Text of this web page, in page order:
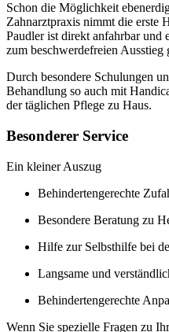
Schon die Möglichkeit
Zahnarztpraxis nimmt die erste
Paudler ist direkt anfahrbar und
zum beschwerdefreien Ausstieg
Durch besondere Schulungen
Behandlung so auch mit
der täglichen Pflege zu Haus.
Besonderer Service
Ein kleiner Auszug
Behindertengerechte
Besondere Beratung zu
Hilfe zur Selbsthilfe bei
Langsame und
Behindertengerechte
Wenn Sie spezielle Fragen zu